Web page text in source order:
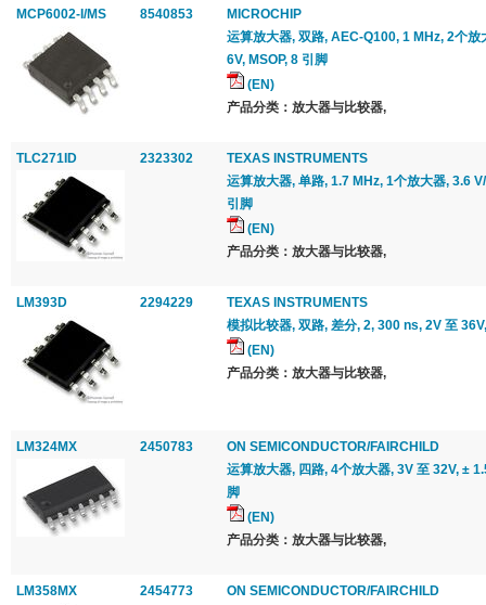
MCP6002-I/MS 8540853
MICROCHIP
运算放大器, 双路, AEC-Q100, 1 MHz, 2个放
6V, MSOP, 8 引脚
(EN)
产品分类：放大器与比较器,
TLC271ID 2323302
TEXAS INSTRUMENTS
运算放大器, 单路, 1.7 MHz, 1个放大器, 3.6
引脚
(EN)
产品分类：放大器与比较器,
LM393D 2294229
TEXAS INSTRUMENTS
模拟比较器, 双路, 差分, 2, 300 ns, 2V 至
(EN)
产品分类：放大器与比较器,
LM324MX 2450783
ON SEMICONDUCTOR/FAIRCHILD
运算放大器, 四路, 4个放大器, 3V 至 32V, ±
脚
(EN)
产品分类：放大器与比较器,
LM358MX 2454773
ON SEMICONDUCTOR/FAIRCHILD